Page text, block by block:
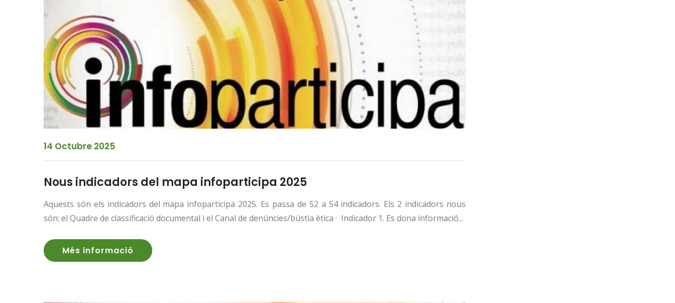
14 Octubre 2025
Nous indicadors del mapa infoparticipa 2025
Aquests són els indicadors del mapa infoparticipa 2025. Es passa de 52 a 54 indicadors. Els 2 indicadors nous
són: el Quadre de classificació documental i el Canal de denúncies/bústia ètica · Indicador 1. Es dona informació...
Més informació